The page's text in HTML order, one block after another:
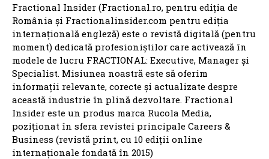
Fractional Insider (Fractional.ro, pentru ediția de
România și Fractionalinsider.com pentru ediția
internațională engleză) este o revistă digitală (pentru
moment) dedicată profesioniștilor care activează în
modele de lucru FRACTIONAL: Executive, Manager și
Specialist. Misiunea noastră este să oferim
informații relevante, corecte și actualizate despre
această industrie în plină dezvoltare. Fractional
Insider este un produs marca Rucola Media,
poziționat în sfera revistei principale Careers &
Business (revistă print, cu 10 ediții online
internaționale fondată în 2015)